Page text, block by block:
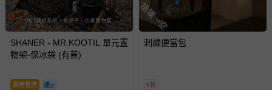
SHANER - MR.KOOTIL 單元置
物架-保冰袋 (有蓋)
即將售完
搶購一空
刺繡便當包
6折